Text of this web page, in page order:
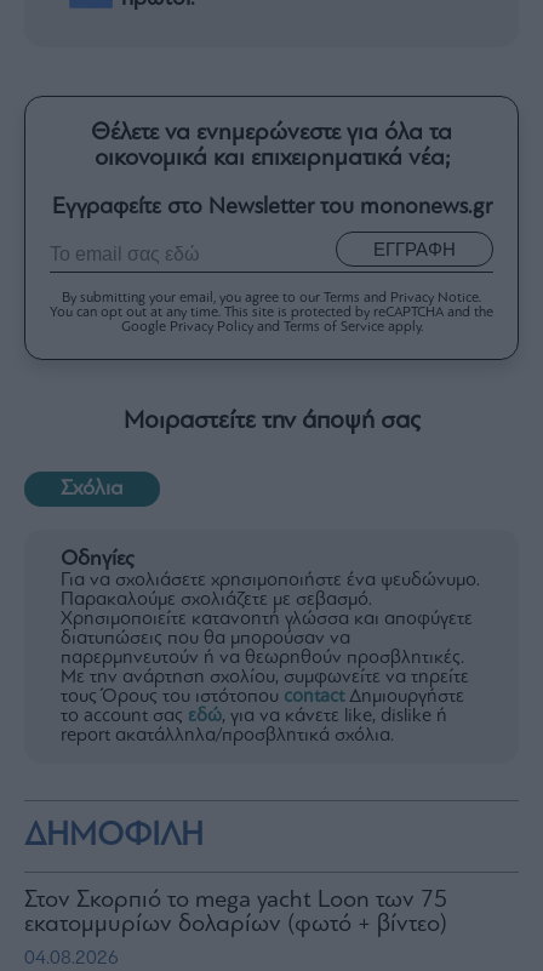
Θέλετε να ενημερώνεστε για όλα τα
οικονομικά και επιχειρηματικά νέα;
Εγγραφείτε στο Newsletter του mononews.gr
ΕΓΓΡΑΦΗ
By submitting your email, you agree to our Terms and Privacy Notice.
You can opt out at any time. This site is protected by reCAPTCHA and the
Google Privacy Policy and Terms of Service apply.
Μοιραστείτε την άποψή σας
Σχόλια
Οδηγίες
Για να σχολιάσετε χρησιμοποιήστε ένα ψευδώνυμο.
Παρακαλούμε σχολιάζετε με σεβασμό.
Χρησιμοποιείτε κατανοητή γλώσσα και αποφύγετε
διατυπώσεις που θα μπορούσαν να
παρερμηνευτούν ή να θεωρηθούν προσβλητικές.
Με την ανάρτηση σχολίου, συμφωνείτε να τηρείτε
τους Όρους του ιστότοπου contactΔημιουργήστε
το account σας εδώ, για να κάνετε like, dislike ή
report ακατάλληλα/προσβλητικά σχόλια.
ΔΗΜΟΦΙΛΗ
Στον Σκορπιό το mega yacht Loon των 75
εκατομμυρίων δολαρίων (φωτό + βίντεο)
04.08.2026